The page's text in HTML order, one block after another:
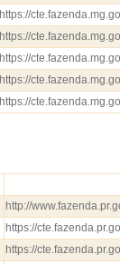
https://
https://
https://
https://
https://
http://
https://
https://